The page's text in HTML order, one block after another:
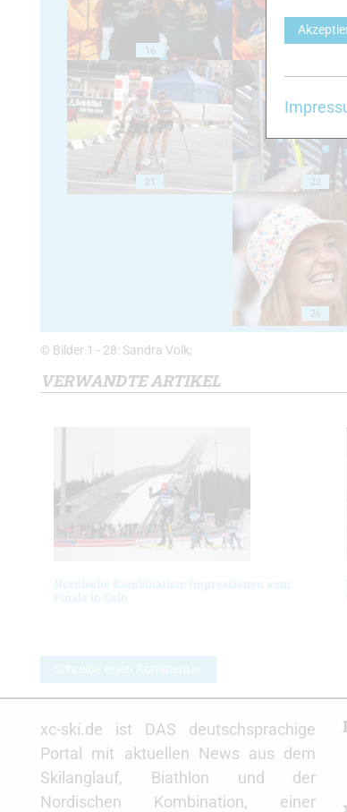
16
21 22
26
© Bilder 1 - 28: Sandra Volk;
VERWANDTE ARTIKEL
Nordische Kombination: Impressionen vom
Finale in Oslo
Schreibe einen Kommentar
xc-ski.de ist DAS deutschsprachige
Portal mit aktuellen News aus dem
Skilanglauf, Biathlon und der
Nordischen Kombination, einer